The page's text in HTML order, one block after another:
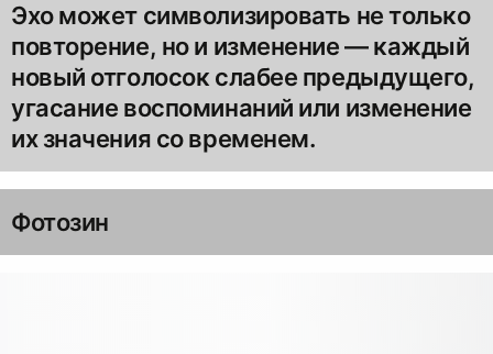
Эхо может символизировать не только
повторение, но и изменение — каждый
новый отголосок слабее предыдущего,
угасание воспоминаний или изменение
их значения со временем.
Фотозин